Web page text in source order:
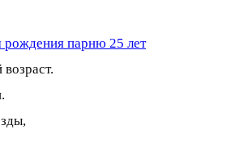
рождения парню 25 лет